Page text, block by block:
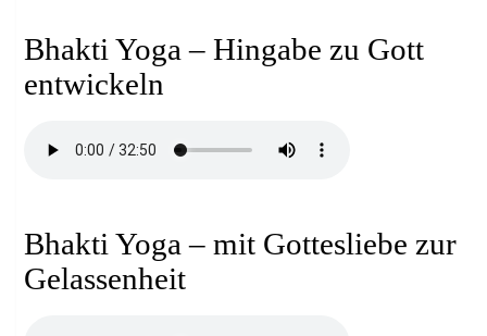
Bhakti Yoga – Hingabe zu Gott
entwickeln
Bhakti Yoga – mit Gottesliebe zur
Gelassenheit